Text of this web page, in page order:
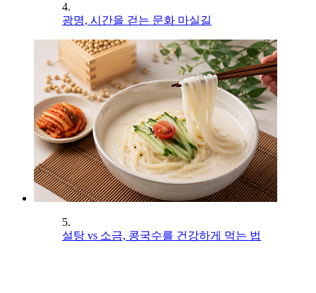
4.
광명, 시간을 걷는 문화 마실길
5.
설탕 vs 소금, 콩국수를 건강하게 먹는 법